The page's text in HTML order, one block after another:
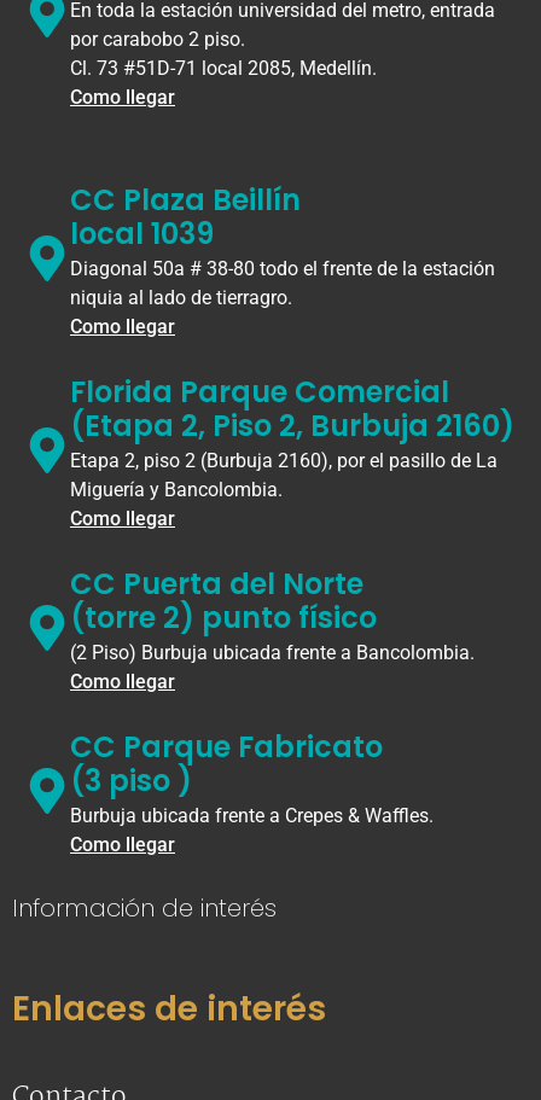
En toda la estación universidad del metro, entrada
por carabobo 2 piso.
Cl. 73 #51D-71 local 2085, Medellín.
Como llegar
CC Plaza Beillín
local 1039
Diagonal 50a # 38-80 todo el frente de la estación
niquia al lado de tierragro.
Como llegar
Florida Parque Comercial
(Etapa 2, Piso 2, Burbuja 2160)
Etapa 2, piso 2 (Burbuja 2160), por el pasillo de La
Miguería y Bancolombia.
Como llegar
CC Puerta del Norte
(torre 2) punto físico
(2 Piso) Burbuja ubicada frente a Bancolombia.
Como llegar
CC Parque Fabricato
(3 piso )
Burbuja ubicada frente a Crepes & Waffles.
Como llegar
Información de interés
Enlaces de interés